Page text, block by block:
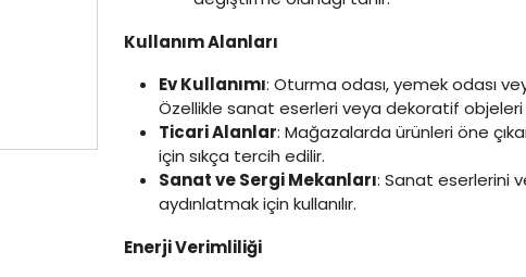
Kullanım Alanları
Ev Kullanımı: Oturma odası, yemek odası
Özellikle sanat eserleri veya dekoratif
Ticari Alanlar: Mağazalarda ürünleri öne
için sıkça tercih edilir.
Sanat ve Sergi Mekanları: Sanat eserlerini
aydınlatmak için kullanılır.
Enerji Verimliliği